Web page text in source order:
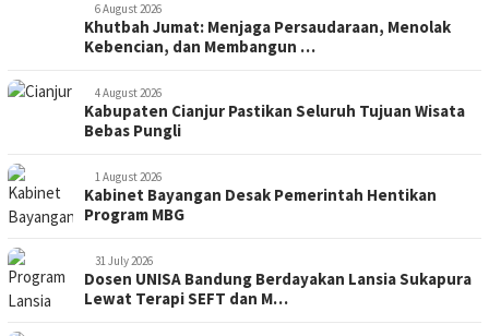
6 August 2026
Khutbah Jumat: Menjaga Persaudaraan, Menolak
Kebencian, dan Membangun …
4 August 2026
Kabupaten Cianjur Pastikan Seluruh Tujuan Wisata
Bebas Pungli
1 August 2026
Kabinet Bayangan Desak Pemerintah Hentikan
Program MBG
31 July 2026
Dosen UNISA Bandung Berdayakan Lansia Sukapura
Lewat Terapi SEFT dan M…